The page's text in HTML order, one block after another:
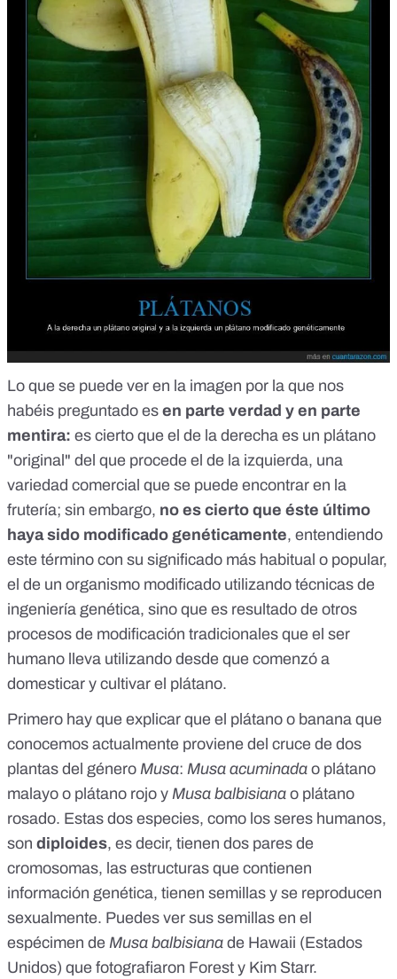
Lo que se puede ver en la imagen por la que nos
habéis preguntado es en parte verdad y en parte
mentira: es cierto que el de la derecha es un plátano
"original" del que procede el de la izquierda, una
variedad comercial que se puede encontrar en la
frutería; sin embargo, no es cierto que éste último
haya sido modificado genéticamente, entendiendo
este término con su significado más habitual o popular,
el de un organismo modificado utilizando técnicas de
ingeniería genética, sino que es resultado de otros
procesos de modificación tradicionales que el ser
humano lleva utilizando desde que comenzó a
domesticar y cultivar el plátano.
Primero hay que explicar que el plátano o banana que
conocemos actualmente proviene del cruce de dos
plantas del género Musa: Musa acuminada o plátano
malayo o plátano rojo y Musa balbisiana o plátano
rosado. Estas dos especies, como los seres humanos,
son diploides, es decir, tienen dos pares de
cromosomas, las estructuras que contienen
información genética, tienen semillas y se reproducen
sexualmente. Puedes ver sus semillas en el
espécimen de Musa balbisiana de Hawaii (Estados
Unidos) que fotografiaron Forest y Kim Starr.